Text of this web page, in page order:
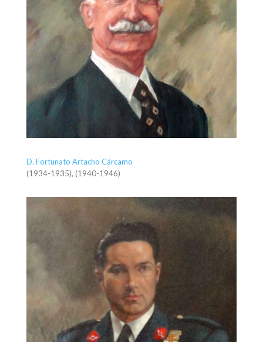
D. Fortunato Artacho Cárcamo
(1934-1935), (1940-1946)